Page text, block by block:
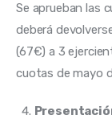
Se aprueban las
deberá
(67€) a 3
cuotas de mayo